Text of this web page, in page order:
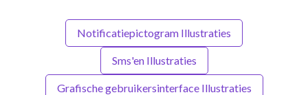
Notificatiepictogram Illustraties
Sms'en Illustraties
Grafische gebruikersinterface Illustraties